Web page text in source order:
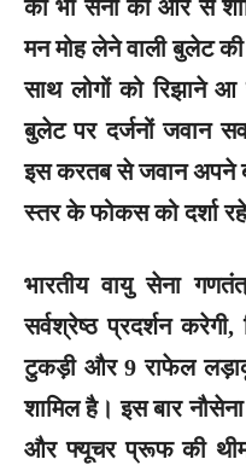
को भी सेना की ओर से
मन मोह लेने वाली बुलेट
साथ लोगों को रिझाने
बुलेट पर दर्जनों जवान
इस करतब से जवान अपने
स्तर के फोकस को दर्शा
भारतीय वायु सेना
सर्वश्रेष्ठ प्रदर्शन
टुकड़ी और 9 राफेल लड़ाकू
शामिल है। इस बार
और फ्यूचर प्रूफ की